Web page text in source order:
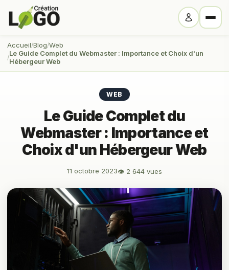
Accueil Blog Web
Le Guide Complet du Webmaster : Importance et Choix d'un
Hébergeur Web
WEB
Le Guide Complet du
Webmaster : Importance et
Choix d'un Hébergeur Web
11 octobre 2023👁 2 644 vues